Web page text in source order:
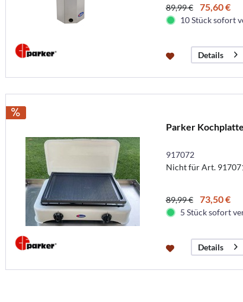
89,99 € 75,60 €
10 Stück sofort
Details
Parker
917072
Nicht für Art.
89,99 € 73,50 €
5 Stück sofort
Details